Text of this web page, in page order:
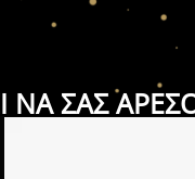
ΝΑ ΣΑΣ